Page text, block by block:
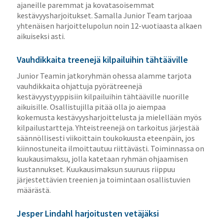
ajaneille paremmat ja kovatasoisemmat
kestävyysharjoitukset. Samalla Junior Team tarjoaa
yhtenäisen harjoittelupolun noin 12-vuotiaasta alkaen
aikuiseksi asti.
Vauhdikkaita treenejä kilpailuihin tähtääville
Junior Teamin jatkoryhmän ohessa alamme tarjota
vauhdikkaita ohjattuja pyörätreenejä
kestävyystyyppisiin kilpailuihin tähtääville nuorille
aikuisille. Osallistujilla pitää olla jo aiempaa
kokemusta kestävyysharjoittelusta ja mielellään myös
kilpailustartteja. Yhteistreenejä on tarkoitus järjestää
säännöllisesti viikoittain toukokuusta eteenpäin, jos
kiinnostuneita ilmoittautuu riittävästi. Toiminnassa on
kuukausimaksu, jolla katetaan ryhmän ohjaamisen
kustannukset. Kuukausimaksun suuruus riippuu
järjestettävien treenien ja toimintaan osallistuvien
määrästä.
Jesper Lindahl harjoitusten vetäjäksi